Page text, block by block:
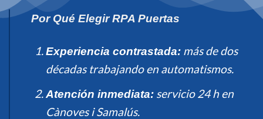
Por Qué Elegir RPA Puertas
Experiencia contrastada:más de dos
décadas trabajando en automatismos.
Atención inmediata:servicio 24 h en
Cànoves i Samalús.